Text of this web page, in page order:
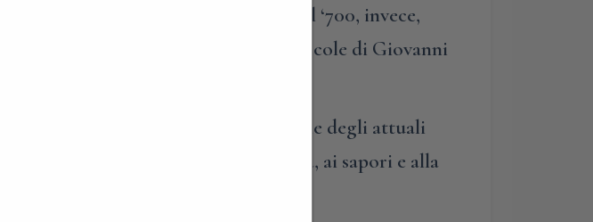
alla chiesa di San Frediano. Nel ‘700, invece,
Il prato con al centro la statua di Ercole di Giovanni
grazie alla costanza e all’attenzione degli attuali
prodotti biologici, legati alla terra, ai sapori e alla